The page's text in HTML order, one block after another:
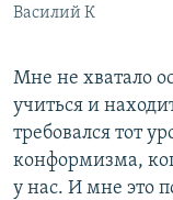
Василий К
Мне не хватало
учиться и
требовался тот
конформизма,
у нас. И мне это